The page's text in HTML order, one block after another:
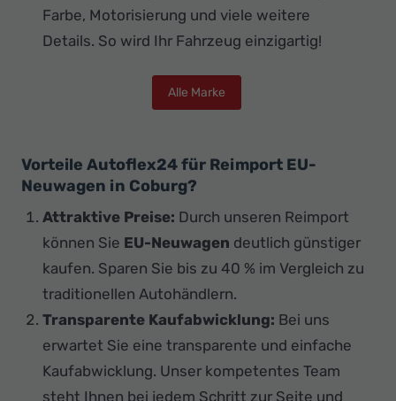
Farbe, Motorisierung und viele weitere
Details. So wird Ihr Fahrzeug einzigartig!
Alle Marke
Vorteile Autoflex24 für Reimport EU-
Neuwagen in Coburg?
Attraktive Preise: Durch unseren Reimport
können Sie EU-Neuwagen deutlich günstiger
kaufen. Sparen Sie bis zu 40 % im Vergleich zu
traditionellen Autohändlern.
Transparente Kaufabwicklung: Bei uns
erwartet Sie eine transparente und einfache
Kaufabwicklung. Unser kompetentes Team
steht Ihnen bei jedem Schritt zur Seite und